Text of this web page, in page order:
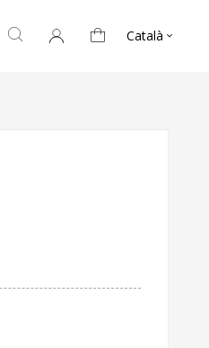
Català 